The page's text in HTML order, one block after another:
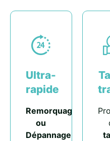
Ultra-
rapide
Remorquage
ou
Dépannage